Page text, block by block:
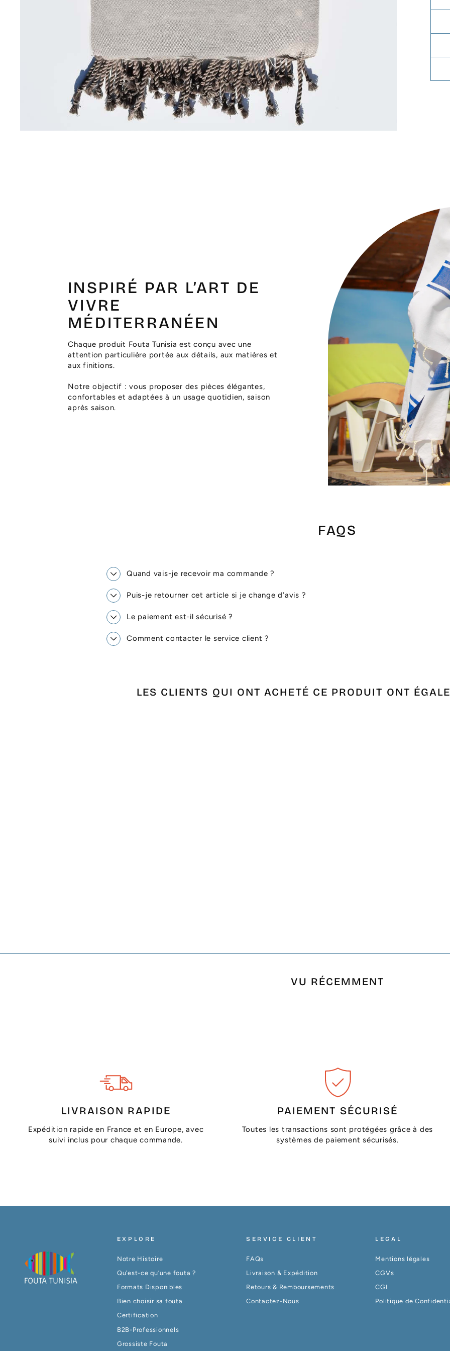
INSPIRÉ PAR L’ART DE
VIVRE
MÉDITERRANÉEN
Chaque produit Fouta Tunisia est conçu avec une
attention particulière portée aux détails, aux matières et
aux finitions.
Notre objectif : vous proposer des pièces élégantes,
confortables et adaptées à un usage quotidien, saison
après saison.
FAQS
Quand vais-je recevoir ma commande ?
Puis-je retourner cet article si je change d’avis ?
Le paiement est-il sécurisé ?
Comment contacter le service client ?
LES CLIENTS QUI ONT ACHETÉ CE PRODUIT ONT
VU RÉCEMMENT
LIVRAISON RAPIDE
Expédition rapide en France et en Europe, avec
suivi inclus pour chaque commande.
PAIEMENT SÉCURISÉ
Toutes les transactions sont protégées grâce à des
systèmes de paiement sécurisés.
EXPLORE
Notre Histoire
Qu’est-ce qu’une fouta ?
Formats Disponibles
Bien choisir sa fouta
Certification
B2B-Professionnels
Grossiste Fouta
SERVICE CLIENT
FAQs
Livraison & Expédition
Retours & Remboursements
Contactez-Nous
LEGAL
Mentions légales
CGVs
CGI
Politique de